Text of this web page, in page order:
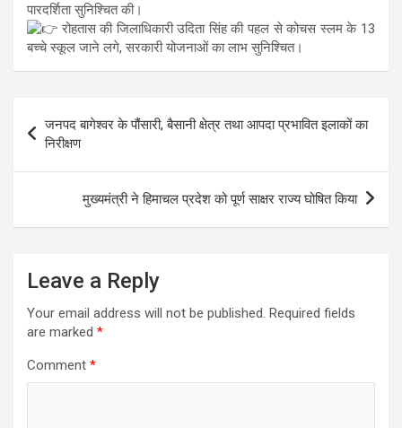
पारदर्शिता सुनिश्चित की।
रोहतास की जिलाधिकारी उदिता सिंह की पहल से कोचस स्लम के 13
बच्चे स्कूल जाने लगे, सरकारी योजनाओं का लाभ सुनिश्चित।
navigation
जनपद बागेश्वर के पौंसारी, बैसानी क्षेत्र तथा आपदा प्रभावित इलाकों का
निरीक्षण
मुख्यमंत्री ने हिमाचल प्रदेश को पूर्ण साक्षर राज्य घोषित किया
Leave a Reply
Your email address will not be published. Required fields
are marked *
Comment *